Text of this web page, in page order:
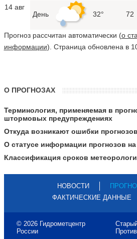
14 авг
День 32° 72
Прогноз рассчитан автоматически (о
информации). Страница обновлена в
О ПРОГНОЗАХ
Терминология, применяемая в
штормовых предупреждениях
Откуда возникают ошибки
О статусе информации прогнозов
Классификация сроков
НОВОСТИ
ФАКТИЧЕСКИЕ ДАННЫЕ
© 2026 Гидрометцентр
России